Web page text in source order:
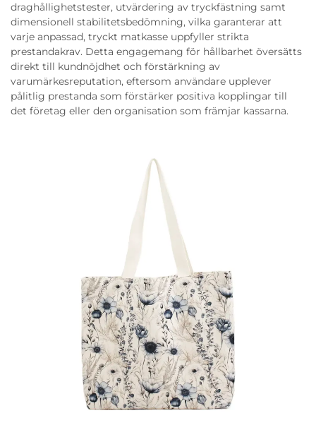
draghållighetstester, utvärdering av tryckfästning samt
dimensionell stabilitetsbedömning, vilka garanterar att
varje anpassad, tryckt matkasse uppfyller strikta
prestandakrav. Detta engagemang för hållbarhet översätts
direkt till kundnöjdhet och förstärkning av
varumärkesreputation, eftersom användare upplever
pålitlig prestanda som förstärker positiva kopplingar till
det företag eller den organisation som främjar kassarna.